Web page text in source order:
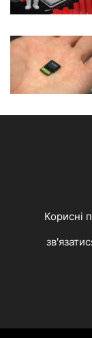
Корисні